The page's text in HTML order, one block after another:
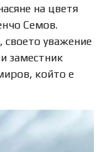
на цветя
Семов.
своето уважение
заместник
който е